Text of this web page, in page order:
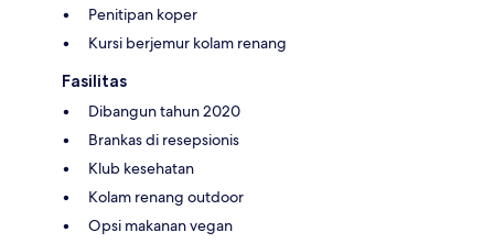
Penitipan koper
Kursi berjemur kolam renang
Fasilitas
Dibangun tahun 2020
Brankas di resepsionis
Klub kesehatan
Kolam renang outdoor
Opsi makanan vegan